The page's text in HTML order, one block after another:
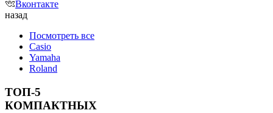
Вконтакте
назад
Посмотреть все
Casio
Yamaha
Roland
ТОП-5
КОМПАКТНЫХ